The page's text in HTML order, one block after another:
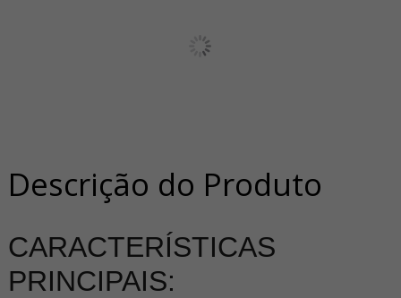
Descrição do Produto
CARACTERÍSTICAS
PRINCIPAIS: